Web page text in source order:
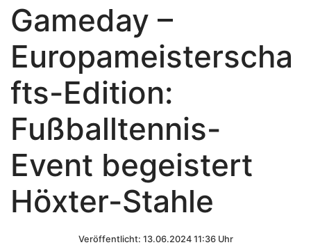
Gameday –
Europameisterscha
fts-Edition:
Fußballtennis-
Event begeistert
Höxter-Stahle
Veröffentlicht: 13.06.2024 11:36 Uhr